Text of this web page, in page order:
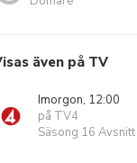
även på TV
Imorgon, 12:00
på TV4
Säsong 16